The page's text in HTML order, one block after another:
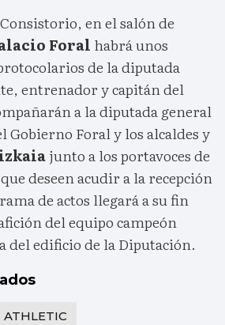
en el salón de
Foral habrá unos
de la diputada
entrenador y capitán del
a la diputada general
Gobierno Foral y los alcaldes y
junto a los portavoces de
deseen acudir a la recepción
de actos llegará a su fin
del equipo campeón
del edificio de la Diputación.
ATHLETIC